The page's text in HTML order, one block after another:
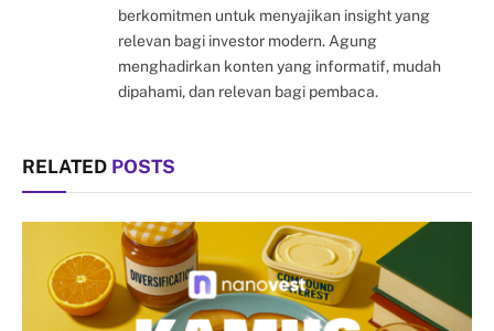
berkomitmen untuk menyajikan insight yang
relevan bagi investor modern. Agung
menghadirkan konten yang informatif, mudah
dipahami, dan relevan bagi pembaca.
RELATED POSTS